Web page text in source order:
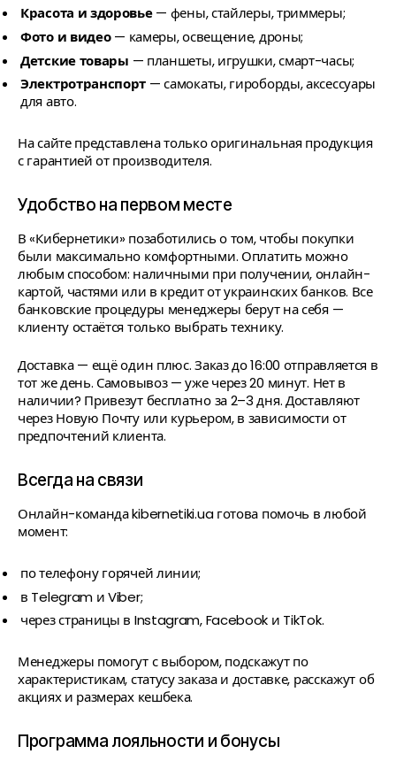
Красота и здоровье— фены, стайлеры, триммеры;
Фото и видео— камеры, освещение, дроны;
Детские товары — планшеты, игрушки, смарт-часы;
Электротранспорт — самокаты, гироборды, аксессуары
для авто.
На сайте представлена только оригинальная продукция
с гарантией от производителя.
Удобство на первом месте
В «Кибернетики» позаботились о том, чтобы покупки
были максимально комфортными. Оплатить можно
любым способом: наличными при получении, онлайн-
картой, частями или в кредит от украинских банков. Все
банковские процедуры менеджеры берут на себя —
клиенту остаётся только выбрать технику.
Доставка — ещё один плюс. Заказ до 16:00 отправляется в
тот же день. Самовывоз — уже через 20 минут. Нет в
наличии? Привезут бесплатно за 2–3 дня. Доставляют
через Новую Почту или курьером, в зависимости от
предпочтений клиента.
Всегда на связи
Онлайн-команда kibernetiki.ua готова помочь в любой
момент:
по телефону горячей линии;
в Telegram и Viber;
через страницы в Instagram, Facebook и TikTok.
Менеджеры помогут с выбором, подскажут по
характеристикам, статусу заказа и доставке, расскажут об
акциях и размерах кешбека.
Программа лояльности и бонусы